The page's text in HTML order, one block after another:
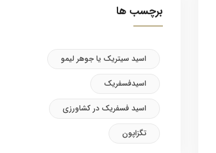
برچسب ها
اسید سیتریک یا جوهر لیمو
اسیدفسفریک
اسید فسفریک در کشاورزی
تگزاپون